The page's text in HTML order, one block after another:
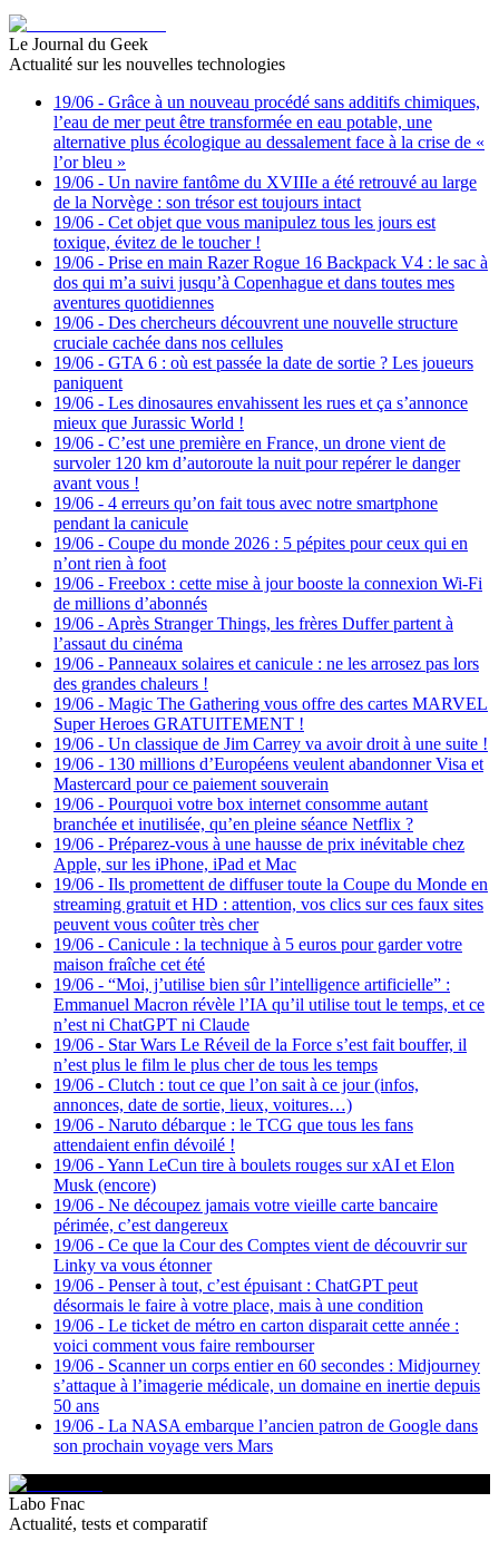
Le Journal du Geek
Actualité sur les nouvelles technologies
19/06 - Grâce à un nouveau procédé sans additifs chimiques,
l’eau de mer peut être transformée en eau potable, une
alternative plus écologique au dessalement face à la crise de «
l’or bleu »
19/06 - Un navire fantôme du XVIIIe a été retrouvé au large
de la Norvège : son trésor est toujours intact
19/06 - Cet objet que vous manipulez tous les jours est
toxique, évitez de le toucher !
19/06 - Prise en main Razer Rogue 16 Backpack V4 : le sac à
dos qui m’a suivi jusqu’à Copenhague et dans toutes mes
aventures quotidiennes
19/06 - Des chercheurs découvrent une nouvelle structure
cruciale cachée dans nos cellules
19/06 - GTA 6 : où est passée la date de sortie ? Les joueurs
paniquent
19/06 - Les dinosaures envahissent les rues et ça s’annonce
mieux que Jurassic World !
19/06 - C’est une première en France, un drone vient de
survoler 120 km d’autoroute la nuit pour repérer le danger
avant vous !
19/06 - 4 erreurs qu’on fait tous avec notre smartphone
pendant la canicule
19/06 - Coupe du monde 2026 : 5 pépites pour ceux qui en
n’ont rien à foot
19/06 - Freebox : cette mise à jour booste la connexion Wi-Fi
de millions d’abonnés
19/06 - Après Stranger Things, les frères Duffer partent à
l’assaut du cinéma
19/06 - Panneaux solaires et canicule : ne les arrosez pas lors
des grandes chaleurs !
19/06 - Magic The Gathering vous offre des cartes MARVEL
Super Heroes GRATUITEMENT !
19/06 - Un classique de Jim Carrey va avoir droit à une suite !
19/06 - 130 millions d’Européens veulent abandonner Visa et
Mastercard pour ce paiement souverain
19/06 - Pourquoi votre box internet consomme autant
branchée et inutilisée, qu’en pleine séance Netflix ?
19/06 - Préparez-vous à une hausse de prix inévitable chez
Apple, sur les iPhone, iPad et Mac
19/06 - Ils promettent de diffuser toute la Coupe du Monde en
streaming gratuit et HD : attention, vos clics sur ces faux sites
peuvent vous coûter très cher
19/06 - Canicule : la technique à 5 euros pour garder votre
maison fraîche cet été
19/06 - “Moi, j’utilise bien sûr l’intelligence artificielle” :
Emmanuel Macron révèle l’IA qu’il utilise tout le temps, et ce
n’est ni ChatGPT ni Claude
19/06 - Star Wars Le Réveil de la Force s’est fait bouffer, il
n’est plus le film le plus cher de tous les temps
19/06 - Clutch : tout ce que l’on sait à ce jour (infos,
annonces, date de sortie, lieux, voitures…)
19/06 - Naruto débarque : le TCG que tous les fans
attendaient enfin dévoilé !
19/06 -Yann LeCun tire à boulets rouges sur xAI et Elon
Musk (encore)
19/06 - Ne découpez jamais votre vieille carte bancaire
périmée, c’est dangereux
19/06 - Ce que la Cour des Comptes vient de découvrir sur
Linky va vous étonner
19/06 - Penser à tout, c’est épuisant : ChatGPT peut
désormais le faire à votre place, mais à une condition
19/06 - Le ticket de métro en carton disparait cette année :
voici comment vous faire rembourser
19/06 - Scanner un corps entier en 60 secondes : Midjourney
s’attaque à l’imagerie médicale, un domaine en inertie depuis
50 ans
19/06 - La NASA embarque l’ancien patron de Google dans
son prochain voyage vers Mars
Labo Fnac
Actualité, tests et comparatif